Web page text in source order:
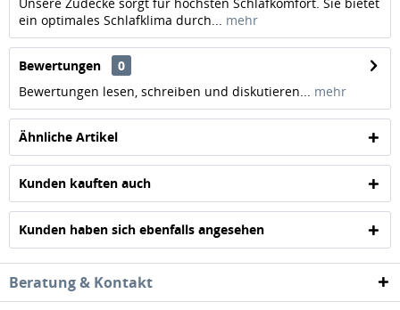
ein optimales Schlafklima durch... mehr
Bewertungen
0
Bewertungen lesen, schreiben und diskutieren... mehr
Ähnliche Artikel
Kunden kauften auch
Kunden haben sich ebenfalls angesehen
Beratung & Kontakt